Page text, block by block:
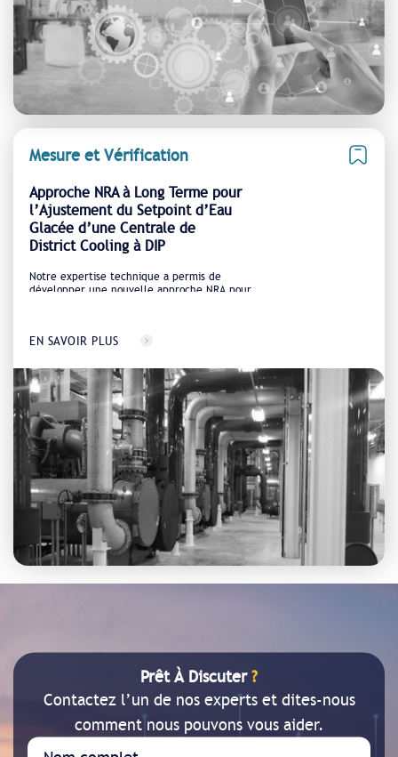
Mesure et Vérification
Approche NRA à Long Terme pour
l’Ajustement du Setpoint d’Eau
Glacée d’une Centrale de
District Cooling à DIP
Notre expertise technique a permis de
développer une nouvelle approche NRA pour
EN SAVOIR PLUS
Prêt À Discuter?
Contactez l’un de nos experts et dites-nous
comment nous pouvons vous aider.